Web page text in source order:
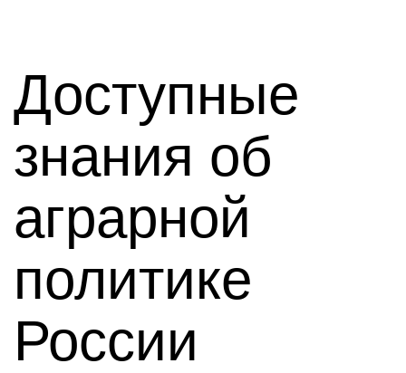
Доступные
знания об
аграрной
политике
России